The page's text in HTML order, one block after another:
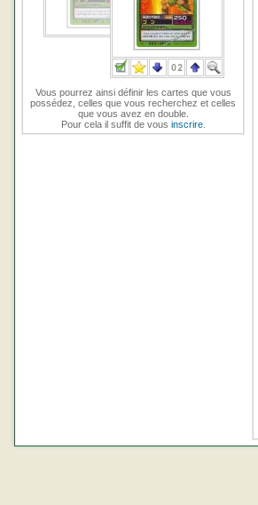
Vous pourrez ainsi définir les cartes que vous
possédez, celles que vous recherchez et celles
que vous avez en double.
Pour cela il suffit de vous inscrire.